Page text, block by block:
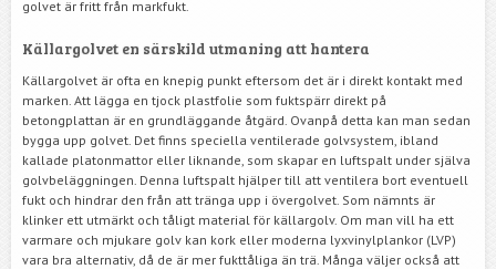
golvet är fritt från markfukt.
Källargolvet en särskild utmaning att hantera
Källargolvet är ofta en knepig punkt eftersom det är i direkt kontakt med
marken. Att lägga en tjock plastfolie som fuktspärr direkt på
betongplattan är en grundläggande åtgärd. Ovanpå detta kan man sedan
bygga upp golvet. Det finns speciella ventilerade golvsystem, ibland
kallade platonmattor eller liknande, som skapar en luftspalt under själva
golvbeläggningen. Denna luftspalt hjälper till att ventilera bort eventuell
fukt och hindrar den från att tränga upp i övergolvet. Som nämnts är
klinker ett utmärkt och tåligt material för källargolv. Om man vill ha ett
varmare och mjukare golv kan kork eller moderna lyxvinylplankor (LVP)
vara bra alternativ, då de är mer fukttåliga än trä. Många väljer också att